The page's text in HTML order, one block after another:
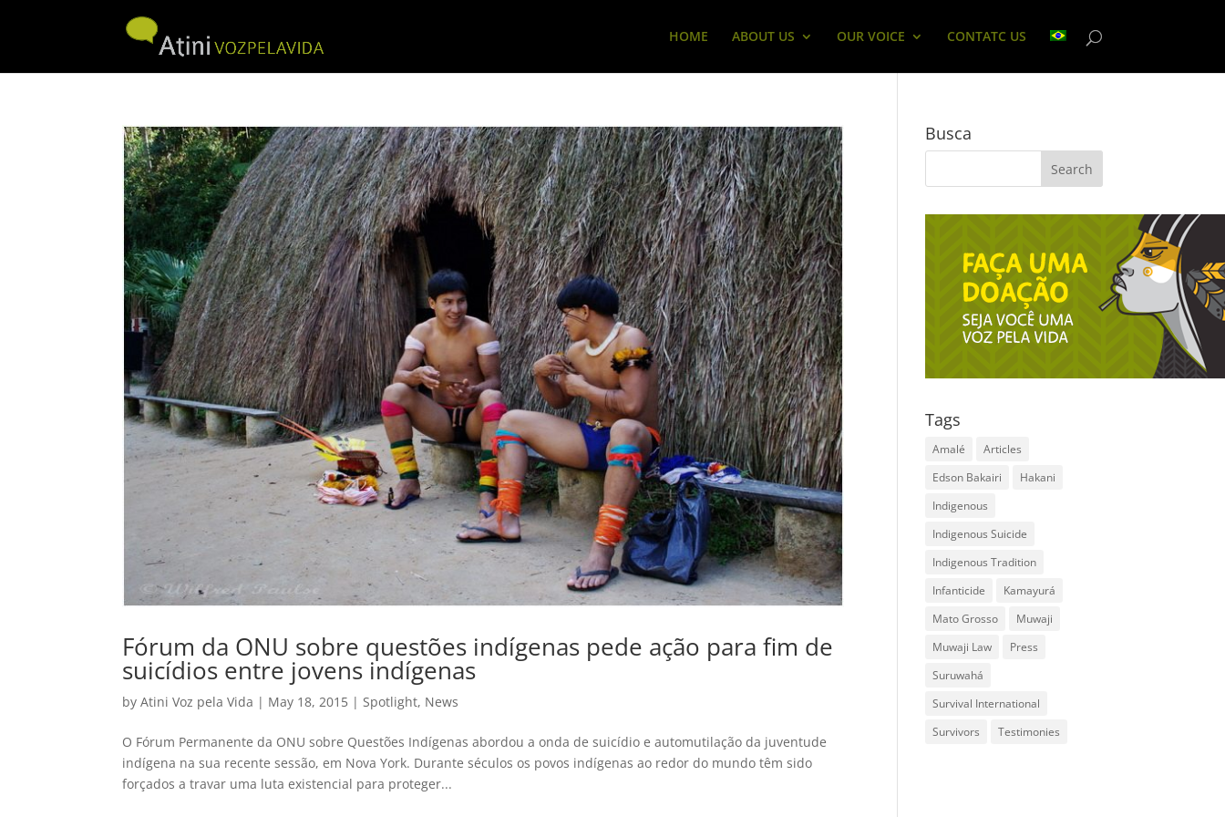
HOME ABOUT US OUR VOICE CONTATC US
Fórum da ONU sobre questões indígenas pede ação para fim de
suicídios entre jovens indígenas
byAtini Voz pela Vida | May 18, 2015 | Spotlight, News
O Fórum Permanente da ONU sobre Questões Indígenas abordou a onda de suicídio e automutilação da juventude
indígena na sua recente sessão, em Nova York. Durante séculos os povos indígenas ao redor do mundo têm sido
forçados a travar uma luta existencial para proteger...
Busca
Tags
Amalé
Articles
Edson Bakairi
Hakani
Indigenous
Indigenous Suicide
Indigenous Tradition
Infanticide
Kamayurá
Mato Grosso
Muwaji
Muwaji Law
Press
Suruwahá
Survival International
Survivors
Testimonies